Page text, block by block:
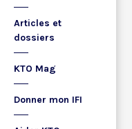
Articles et
dossiers
KTO Mag
Donner mon IFI